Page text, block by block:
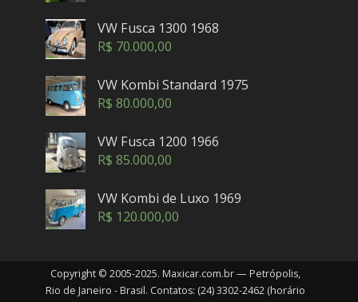
VW Fusca 1300 1968
R$ 70.000,00
VW Kombi Standard 1975
R$ 80.000,00
VW Fusca 1200 1966
R$ 85.000,00
VW Kombi de Luxo 1969
R$ 120.000,00
Copyright © 2005-2025. Maxicar.com.br — Petrópolis,
Rio de Janeiro - Brasil. Contatos: (24) 3302-2462 (horário